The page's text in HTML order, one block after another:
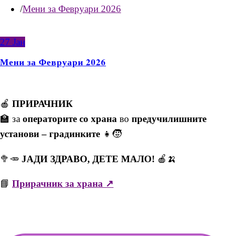
Мени за Февруари 2026
27 Јан
Мени за Февруари 2026
🍎 ПРИРАЧНИК
🏫 за операторите со храна во предучилишните
установи – градинките 👧🧒
🥦🥕 ЈАДИ ЗДРАВО, ДЕТЕ МАЛО! 🍎🍌
📘 Прирачник за храна ↗️